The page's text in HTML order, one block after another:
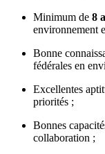
Minimum de 8
environnement
Bonne
fédérales en
Excellentes
priorités ;
Bonnes
collaboration ;